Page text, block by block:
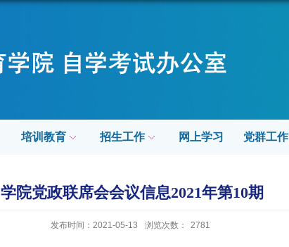
培训教育 招生工作 网上学习 党群工作
学院党政联席会会议信息2021年第10期
发布时间：2021-05-13 浏览次数： 2781